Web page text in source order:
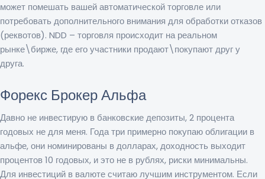
может помешать вашей автоматической торговле или
потребовать дополнительного внимания для обработки отказов
(реквотов). NDD – торговля происходит на реальном
рынке\бирже, где его участники продают\покупают друг у
друга.
Форекс Брокер Альфа
Давно не инвестирую в банковские депозиты, 2 процента
годовых не для меня. Года три примерно покупаю облигации в
альфе, они номинированы в долларах, доходность выходит
процентов 10 годовых, и это не в рублях, риски минимальны.
Для инвестиций в валюте считаю лучшим инструментом. Если